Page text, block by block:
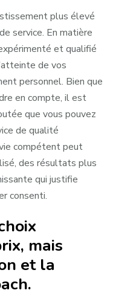
plus élevé
service. En matière
et qualifié
de vos
personnel. Bien que
en compte, il est
que vous pouvez
de qualité
compétent peut
des résultats plus
qui justifie
consenti.
mais
et la